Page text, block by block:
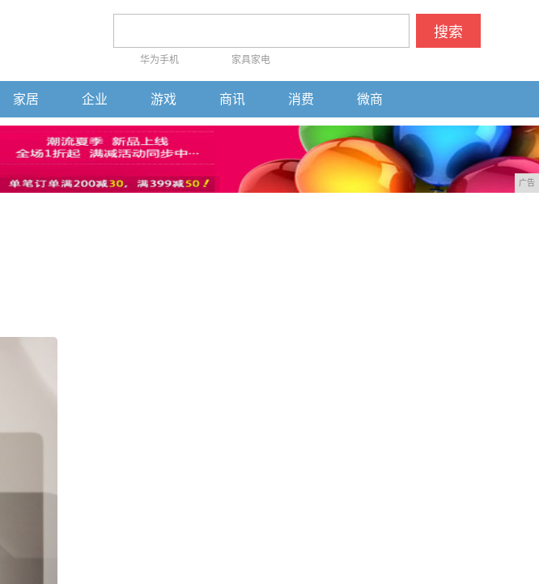
搜索
华为手机 家具家电
家居 企业 游戏 商讯 消费 微商
广告